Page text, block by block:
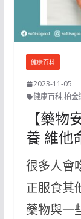
健康百科
2023-11-05
健康百科,柏金
【藥物
養 維他
很多人會
正服食其
藥物與一